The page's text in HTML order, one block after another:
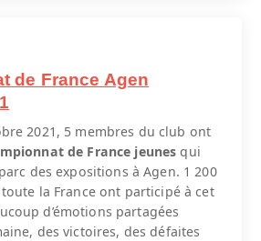
de France Agen
2021, 5 membres du club ont
de France jeunes qui
des expositions à Agen. 1 200
la France ont participé à cet
d’émotions partagées
des victoires, des défaites